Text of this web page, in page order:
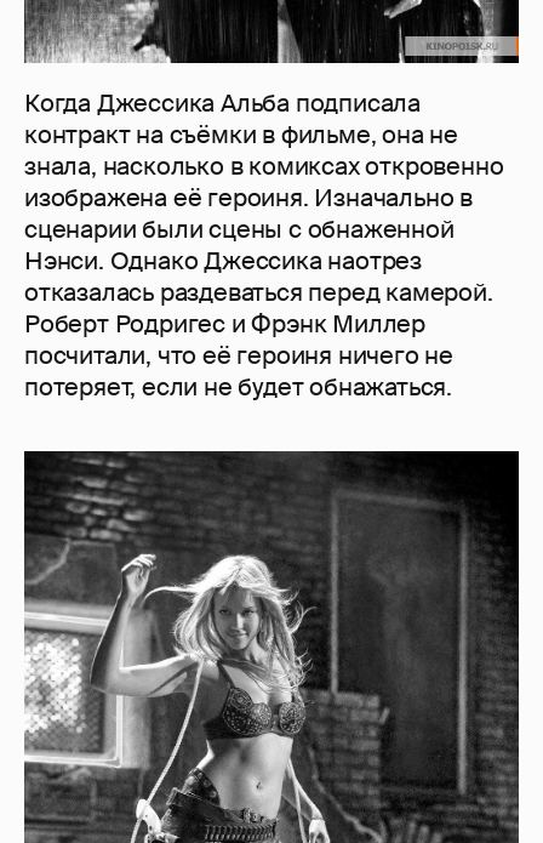
Когда Джессика Альба подписала
контракт на съёмки в фильме, она не
знала, насколько в комиксах откровенно
изображена её героиня. Изначально в
сценарии были сцены с обнаженной
Нэнси. Однако Джессика наотрез
отказалась раздеваться перед камерой.
Роберт Родригес и Фрэнк Миллер
посчитали, что её героиня ничего не
потеряет, если не будет обнажаться.